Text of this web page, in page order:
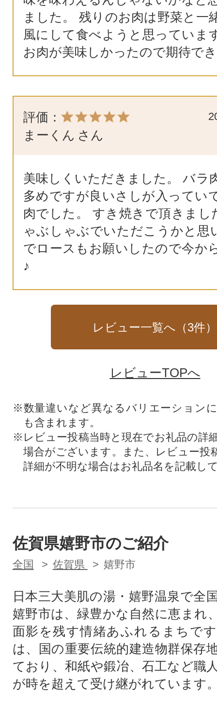
ました。 残りのお肉は野菜と一
風にして食べようと思っていま
お肉が美味しかったので期待で
評価：
まーくん さん
美味しくいただきました。 バラ
多めですが良いさしが入ってい
肉でした。 すき焼きで頂きまし
ゃぶしゃぶでいただこうかと思
でロースもお願いしたので今か
♪
レビュー一覧へ（3件）
レビューTOPへ
※数量違いなど異なるバリエーション
も含まれます。
※レビュー投稿当時と現在でお礼品の詳
場合がございます。また、レビュー投
詳細が不明な場合はお礼品名を記載し
佐賀県嬉野市のご紹介
全国 佐賀県 嬉野市
日本三大美肌の湯・嬉野温泉で全
嬉野市は、緑豊かな自然に恵まれ
面影を残す情緒あふれるまちで
は、国の重要伝統的建造物群保存
ており、和紙や鍛冶、石工など職
が時を超えて受け継がれています